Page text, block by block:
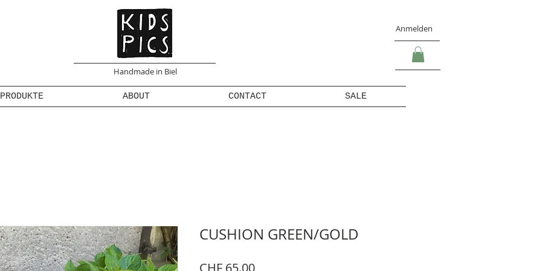
Anmelden
Handmade in Biel
PRODUKTE ABOUT CONTACT SALE
CUSHION GREEN/GOLD
Preis